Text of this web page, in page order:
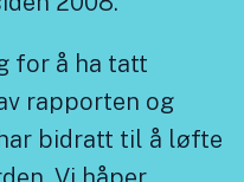
for å ha tatt
rapporten og
bidratt til å løfte